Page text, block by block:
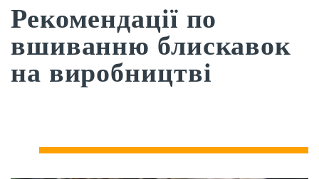
Рекомендації по
вшиванню блискавок
на виробництві